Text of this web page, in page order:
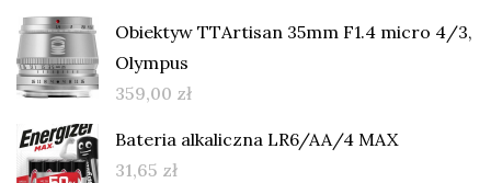
Obiektyw TTArtisan 35mm F1.4 micro 4/3,
Olympus
359,00 zł
Bateria alkaliczna LR6/AA/4 MAX
31,65 zł